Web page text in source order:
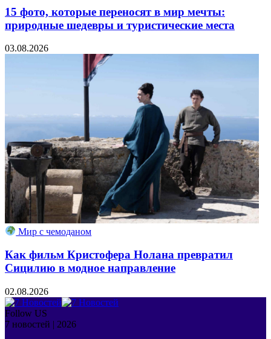
15 фото, которые переносят в мир мечты:
природные шедевры и туристические места
03.08.2026
Мир с чемоданом
Как фильм Кристофера Нолана превратил
Сицилию в модное направление
02.08.2026
Follow US
7 новостей | 2026